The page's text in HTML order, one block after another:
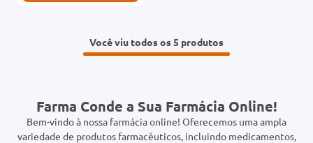
Você viu todos os 5
Farma Conde a Sua Farmácia Online!
Bem-vindo à nossa farmácia online! Oferecemos uma ampla
variedade de produtos farmacêuticos, incluindo medicamentos,